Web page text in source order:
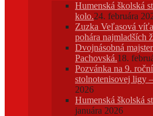
Humenská školská
kolo.24. februára
Zuzka Veľasová
pohára najmladších
Dvojnásobná
Pachovská.18.
Pozvánka na 9.
stolnotenisovej ligy
2026
Humenská školská
januára 2026